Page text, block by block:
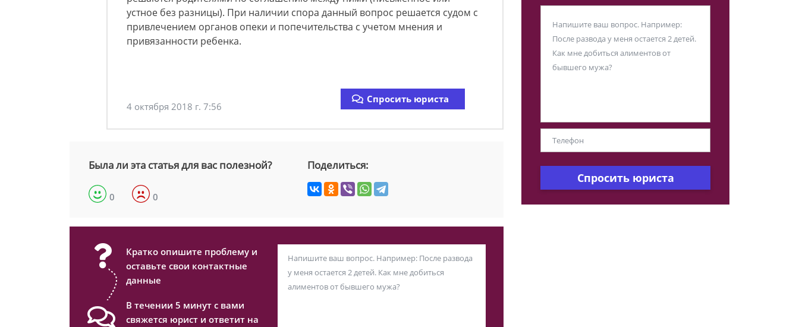
устное без разницы). При наличии спора данный вопрос решается судом с
привлечением органов опеки и попечительства с учетом мнения и
привязанности ребенка.
4 октября 2018 г. 7:56
Спросить юриста
Была ли эта статья для вас полезной?
0 0
Поделиться:
Кратко опишите проблему и
оставьте свои контактные
данные
В течении 5 минут с вами
свяжется юрист и ответит на
Спросить юриста